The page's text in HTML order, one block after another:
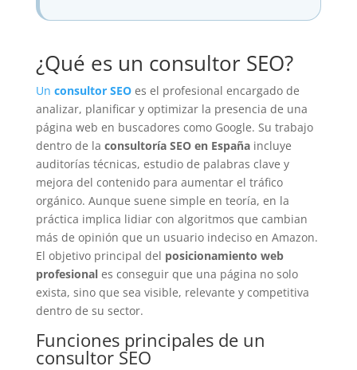
¿Qué es un consultor SEO?
Un consultor SEOes el profesional encargado de
analizar, planificar y optimizar la presencia de una
página web en buscadores como Google. Su trabajo
dentro de la consultoría SEO en Españaincluye
auditorías técnicas, estudio de palabras clave y
mejora del contenido para aumentar el tráfico
orgánico. Aunque suene simple en teoría, en la
práctica implica lidiar con algoritmos que cambian
más de opinión que un usuario indeciso en Amazon.
El objetivo principal del posicionamiento web
profesionales conseguir que una página no solo
exista, sino que sea visible, relevante y competitiva
dentro de su sector.
Funciones principales de un
consultor SEO